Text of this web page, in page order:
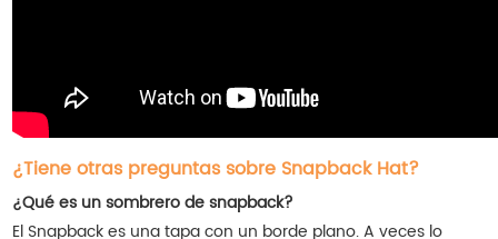
¿Tiene otras preguntas sobre Snapback Hat?
¿Qué es un sombrero de snapback?
El Snapback es una tapa con un borde plano. A veces lo